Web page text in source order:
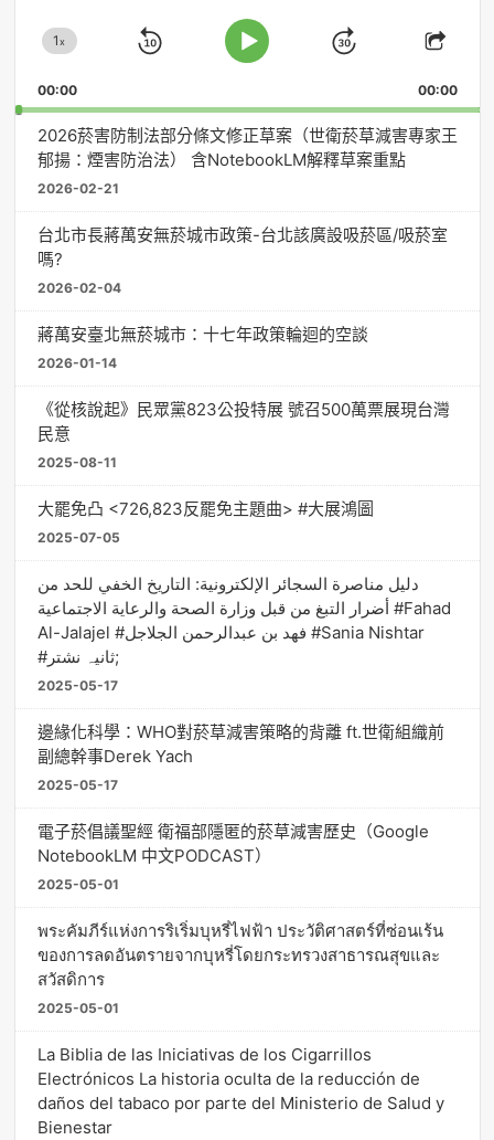
Change
Rate
1x
Skip
Play
Jump
Forward
Share
00:00 00:00
2026菸害防制法部分條文修正草案（世衛菸草減害專家王
郁揚：煙害防治法） 含NotebookLM解釋草案重點
2026-02-21
台北市長蔣萬安無菸城市政策-台北該廣設吸菸區/吸菸室
嗎?
2026-02-04
蔣萬安臺北無菸城市：十七年政策輪迴的空談
2026-01-14
《從核說起》民眾黨823公投特展 號召500萬票展現台灣
民意
2025-08-11
大罷免凸 <726,823反罷免主題曲> #大展鴻圖
2025-07-05
دليل مناصرة السجائر الإلكترونية: التاريخ الخفي للحد من
أضرار التبغ من قبل وزارة الصحة والرعاية الاجتماعية #Fahad
Al-Jalajel #فهد بن عبدالرحمن الجلاجل #Sania Nishtar
#ثانیہ نشتر;
2025-05-17
邊緣化科學：WHO對菸草減害策略的背離 ft.世衛組織前
副總幹事Derek Yach
2025-05-17
電子菸倡議聖經 衛福部隱匿的菸草減害歷史（Google
NotebookLM 中文PODCAST）
2025-05-01
พระคัมภีร์แห่งการริเริ่มบุหรี่ไฟฟ้า ประวัติศาสตร์ที่ซ่อนเร้น
ของการลดอันตรายจากบุหรี่โดยกระทรวงสาธารณสุขและ
สวัสดิการ
2025-05-01
La Biblia de las Iniciativas de los Cigarrillos
Electrónicos La historia oculta de la reducción de
daños del tabaco por parte del Ministerio de Salud y
Bienestar